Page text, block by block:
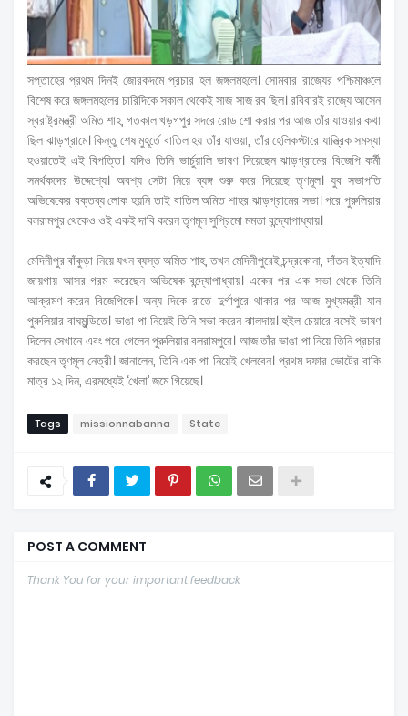
সপ্তাহের প্রথম দিনই জোরকদমে প্রচার হল জঙ্গলমহলে। সোমবার রাজ্যের পশ্চিমাঞ্চলে
বিশেষ করে জঙ্গলমহলের চারিদিকে সকাল থেকেই সাজ সাজ রব ছিল। রবিবারই রাজ্যে আসেন
স্বরাষ্ট্রমন্ত্রী অমিত শাহ, গতকাল খড়গপুর সদরে রোড শো করার পর আজ তাঁর যাওয়ার কথা
ছিল ঝাড়গ্রামে। কিন্তু শেষ মুহূর্তে বাতিল হয় তাঁর যাওয়া, তাঁর হেলিকপ্টারে যান্ত্রিক সমস্যা
হওয়াতেই এই বিপত্তি। যদিও তিনি ভার্চুয়ালি ভাষণ দিয়েছেন ঝাড়গ্রামের বিজেপি কর্মী
সমর্থকদের উদ্দেশ্যে। অবশ্য সেটা নিয়ে ব্যঙ্গ শুরু করে দিয়েছে তৃণমূল। যুব সভাপতি
অভিষেকের বক্তব্য লোক হয়নি তাই বাতিল অমিত শাহর ঝাড়গ্রামের সভা। পরে পুরুলিয়ার
বলরামপুর থেকেও ওই একই দাবি করেন তৃণমূল সুপ্রিমো মমতা বন্দ্যোপাধ্যায়।
মেদিনীপুর বাঁকুড়া নিয়ে যখন ব্যস্ত অমিত শাহ, তখন মেদিনীপুরেই চন্দ্রকোনা, দাঁতন ইত্যাদি
জায়গায় আসর গরম করেছেন অভিষেক বন্দ্যোপাধ্যায়। একের পর এক সভা থেকে তিনি
আক্রমণ করেন বিজেপিকে। অন্য দিকে রাতে দুর্গাপুরে থাকার পর আজ মুখ্যমন্ত্রী যান
পুরুলিয়ার বাঘমুন্ডিতে। ভাঙা পা নিয়েই তিনি সভা করেন ঝালদায়। হুইল চেয়ারে বসেই ভাষণ
দিলেন সেখানে এবং পরে গেলেন পুরুলিয়ার বলরামপুরে। আজ তাঁর ভাঙা পা নিয়ে তিনি প্রচার
করছেন তৃণমূল নেত্রী। জানালেন, তিনি এক পা নিয়েই খেলবেন। প্রথম দফার ভোটের বাকি
মাত্র ১২ দিন, এরমধ্যেই ‘খেলা’ জমে গিয়েছে।
Tags missionnabanna State
POST A COMMENT
Thank You for your important feedback